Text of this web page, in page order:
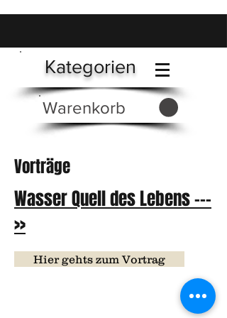
Kategorien
Warenkorb
Vorträge
Wasser Quell des Lebens ---
>>
Hier gehts zum Vortrag